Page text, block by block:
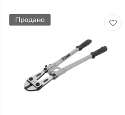
Продано